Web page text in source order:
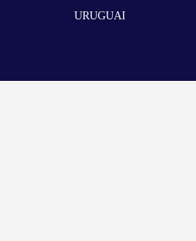
URUGUAI